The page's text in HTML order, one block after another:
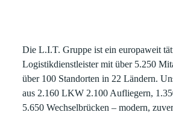
Die L.I.T. Gruppe ist ein europaweit
Logistikdienstleister mit über 5.250
über 100 Standorten in 22 Ländern.
aus 2.160 LKW 2.100 Aufliegern,
5.650 Wechselbrücken – modern,